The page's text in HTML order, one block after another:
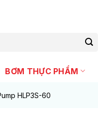
BƠM THỰC PHẨM
HLP3S-60